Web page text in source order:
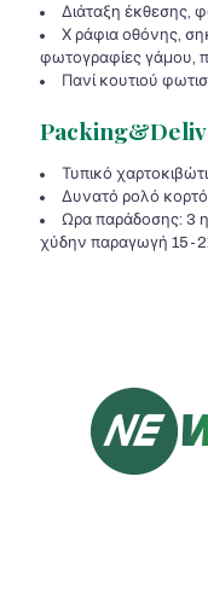
Διάταξη έκθεσης,
Χ ράφια οθόνης,
φωτογραφίες γάμου,
Πανί κουτιού
Τυπικό
Δυνατό ρολό
Ωρα παράδοσης: 3
χύδην παραγωγή 15-